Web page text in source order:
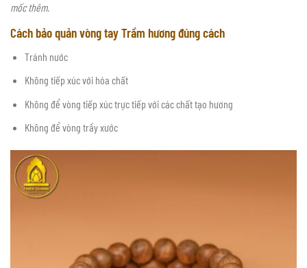
mốc thêm.
Cách bảo quản vòng tay Trầm hương đúng cách
Tránh nước
Không tiếp xúc với hóa chất
Không để vòng tiếp xúc trực tiếp với các chất tạo hương
Không để vòng trầy xước